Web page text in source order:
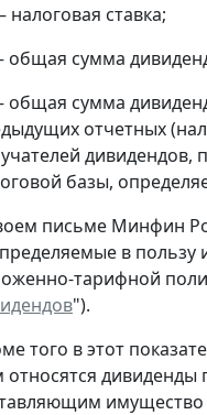
налоговая ставка;
общая сумма
общая сумма
отчетных
дивидендов,
базы,
письме Минфин
в
тарифной
").
того в этот
относятся дивиденды
имущество